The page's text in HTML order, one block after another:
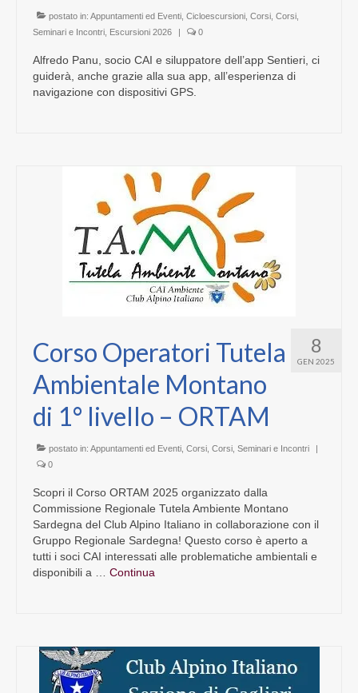
postato in: Appuntamenti ed Eventi Cicloescursioni Corsi Corsi,
Seminari e Incontri Escursioni 2026 | 0
Alfredo Panu, socio CAI e siluppatore dell’app Sentieri, ci
guiderà, anche grazie alla sua app, all’esperienza di
navigazione con dispositivi GPS.
8
GEN 2025
Corso Operatori Tutela
Ambientale Montano
di 1° livello – ORTAM
postato in: Appuntamenti ed Eventi Corsi Corsi, Seminari e Incontri
|
0
Scopri il Corso ORTAM 2025 organizzato dalla
Commissione Regionale Tutela Ambiente Montano
Sardegna del Club Alpino Italiano in collaborazione con il
Gruppo Regionale Sardegna! Questo corso è aperto a
tutti i soci CAI interessati alle problematiche ambientali e
disponibili a … Continua